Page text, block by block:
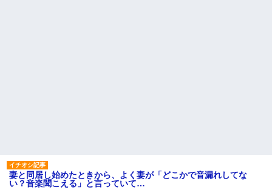
妻と同居し始めたときから、よく妻が「どこかで音漏れしてな
い？音楽聞こえる」と言っていて…